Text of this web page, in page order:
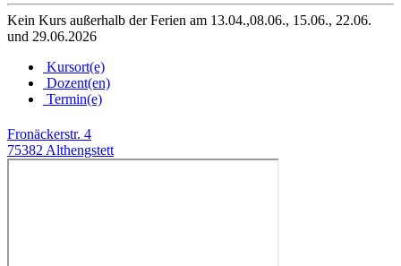
Kein Kurs außerhalb der Ferien am 13.04.,08.06., 15.06., 22.06.
und 29.06.2026
Kursort(e)
Dozent(en)
Termin(e)
Fronäckerstr. 4
75382 Althengstett